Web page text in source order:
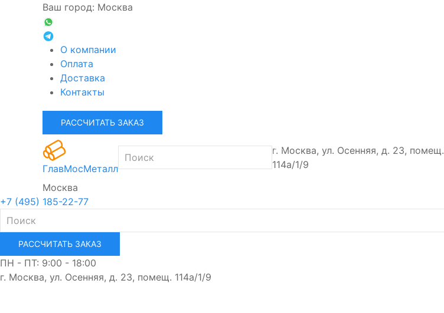
Ваш город: Москва
О компании
Оплата
Доставка
Контакты
РАССЧИТАТЬ ЗАКАЗ
ГлавМосМеталл
г. Москва, ул. Осенняя, д. 23, помещ.
114а/1/9
Москва
+7 (495) 185-22-77
РАССЧИТАТЬ ЗАКАЗ
ПН - ПТ: 9:00 - 18:00
г. Москва, ул. Осенняя, д. 23, помещ. 114а/1/9